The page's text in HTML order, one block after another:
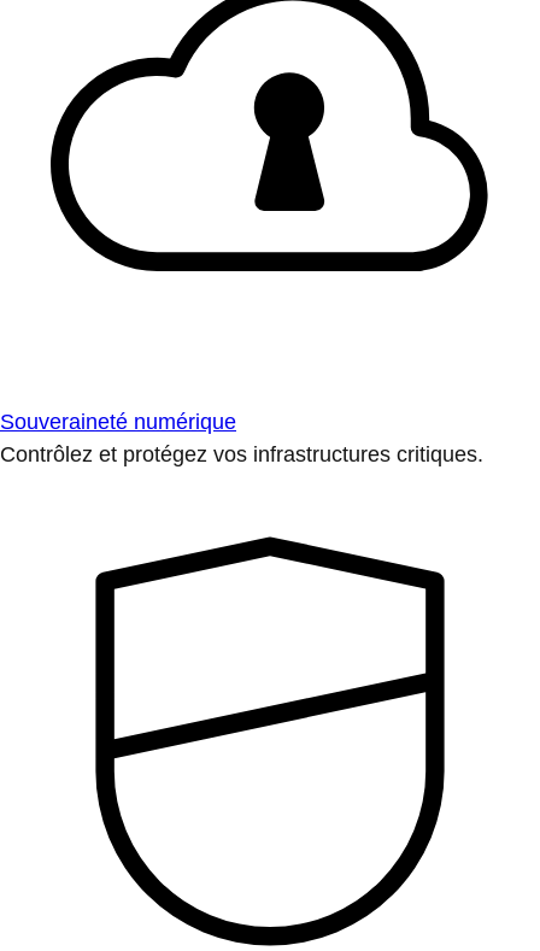
Souveraineté numérique
Contrôlez et protégez vos infrastructures critiques.